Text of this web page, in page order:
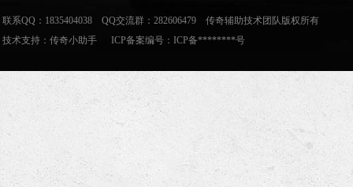
联系QQ：1835404038 QQ交流群：282606479 传奇辅助技术团队版权所有
技术支持： 传奇小助手 ICP备案编号：ICP备********号